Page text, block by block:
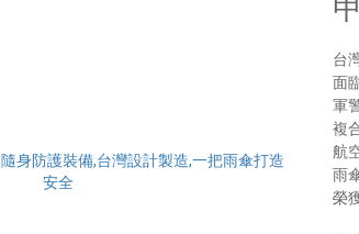
台
面
軍
複
航
雨
榮